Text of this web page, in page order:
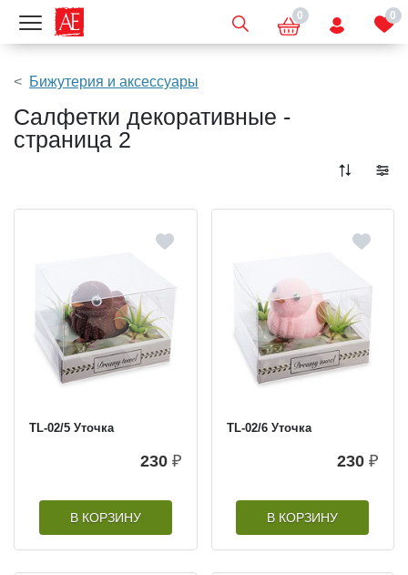
Показать меню 0 0
Бижутерия и аксессуары
Салфетки декоративные -
страница 2
TL-02/5 Уточка
230 ₽
В КОРЗИНУ
TL-02/6 Уточка
230 ₽
В КОРЗИНУ